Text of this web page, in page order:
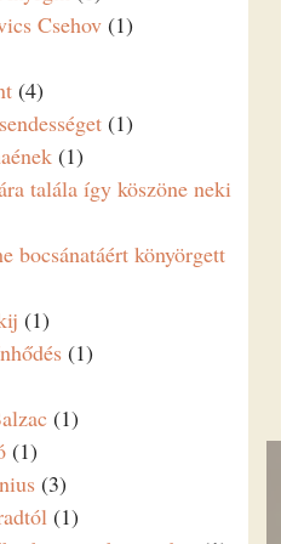
Csehov (1)
(4)
(1)
(1)
talála így köszöne neki
bocsánatáért könyörgett
(1)
(1)
(1)
(1)
(3)
(1)